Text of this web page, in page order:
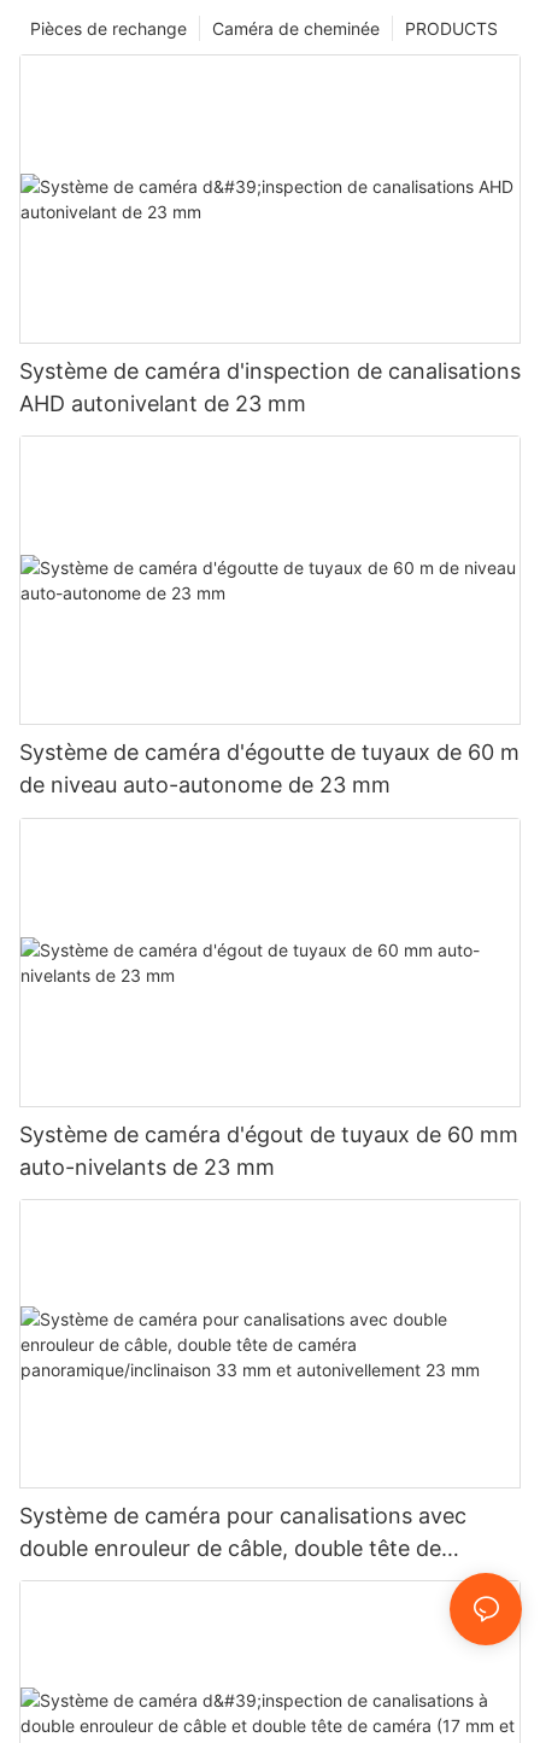
PRODUCTS
Caméra de cheminée
Pièces de rechange
Système de caméra d'inspection de canalisations
AHD autonivelant de 23 mm
Système de caméra d'égoutte de tuyaux de 60 m
de niveau auto-autonome de 23 mm
Système de caméra d'égout de tuyaux de 60 mm
auto-nivelants de 23 mm
Système de caméra pour canalisations avec
double enrouleur de câble, double tête de
caméra panoramique/inclinaison 33 mm et